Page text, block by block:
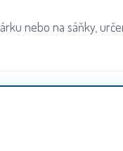
nebo na sáňky,